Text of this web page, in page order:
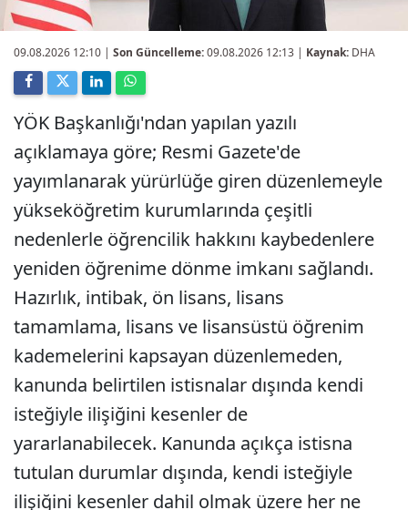
09.08.2026 12:10 | Son Güncelleme:09.08.2026 12:13 | Kaynak: DHA
YÖK Başkanlığı'ndan yapılan yazılı
açıklamaya göre; Resmi Gazete'de
yayımlanarak yürürlüğe giren düzenlemeyle
yükseköğretim kurumlarında çeşitli
nedenlerle öğrencilik hakkını kaybedenlere
yeniden öğrenime dönme imkanı sağlandı.
Hazırlık, intibak, ön lisans, lisans
tamamlama, lisans ve lisansüstü öğrenim
kademelerini kapsayan düzenlemeden,
kanunda belirtilen istisnalar dışında kendi
isteğiyle ilişiğini kesenler de
yararlanabilecek. Kanunda açıkça istisna
tutulan durumlar dışında, kendi isteğiyle
ilişiğini kesenler dahil olmak üzere her ne